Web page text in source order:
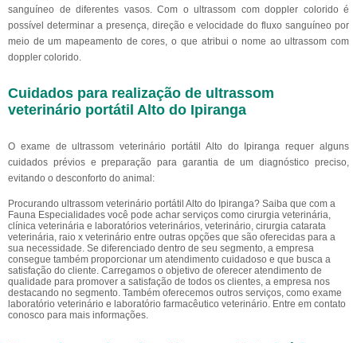
sanguíneo de diferentes vasos. Com o ultrassom com doppler colorido é
possível determinar a presença, direção e velocidade do fluxo sanguíneo por
meio de um mapeamento de cores, o que atribui o nome ao ultrassom com
doppler colorido.
Cuidados para realização de ultrassom
veterinário portátil Alto do Ipiranga
O exame de ultrassom veterinário portátil Alto do Ipiranga requer alguns
cuidados prévios e preparação para garantia de um diagnóstico preciso,
evitando o desconforto do animal:
Procurando ultrassom veterinário portátil Alto do Ipiranga? Saiba que com a
Fauna Especialidades você pode achar serviços como cirurgia veterinária,
clínica veterinária e laboratórios veterinários, veterinário, cirurgia catarata
veterinária, raio x veterinário entre outras opções que são oferecidas para a
sua necessidade. Se diferenciado dentro de seu segmento, a empresa
consegue também proporcionar um atendimento cuidadoso e que busca a
satisfação do cliente. Carregamos o objetivo de oferecer atendimento de
qualidade para promover a satisfação de todos os clientes, a empresa nos
destacando no segmento. Também oferecemos outros serviços, como exame
laboratório veterinário e laboratório farmacêutico veterinário. Entre em contato
conosco para mais informações.